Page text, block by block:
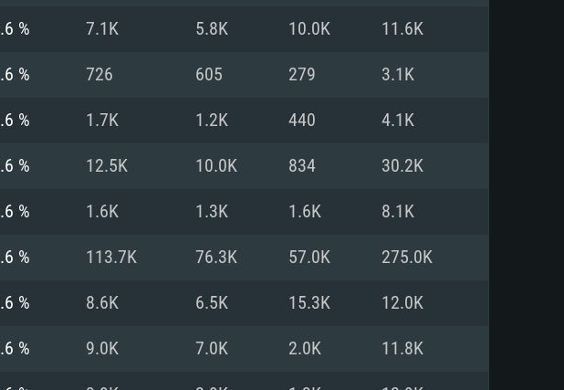
16 GB ou mais
Gráfica: Placa com DirectX 11 ou superior;
GeForce 1060 ou superior, Radeon RX 570
recente
Core i7 (Intel Xeon não suportado)
8 GB
Gráfica: Radeon Vega II ou superior com
Metal.
Internet de banda larga.
60,2 GB
(não mais de 6 meses) / equivalentes
(Radeon RX 570) com os drivers mais
Internet de banda larga.
60,2 GB
% 7.1K 5.8K 10.0K 11.6K
% 726 605 279 3.1K
% 1.7K 1.2K 440 4.1K
% 12.5K 10.0K 834 30.2K
% 1.6K 1.3K 1.6K 8.1K
% 113.7K 76.3K 57.0K 275.0K
% 8.6K 6.5K 15.3K 12.0K
% 9.0K 7.0K 2.0K 11.8K